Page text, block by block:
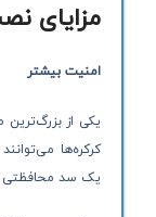
مزایای
امنیت بیشتر
یکی از
کرکره‌ها
یک سد محافظتی